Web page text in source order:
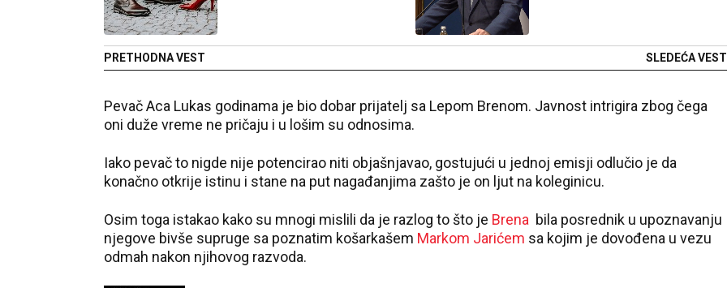
PRETHODNA VEST SLEDEĆA VEST
Pevač Aca Lukas godinama je bio dobar prijatelj sa Lepom Brenom. Javnost intrigira zbog čega
oni duže vreme ne pričaju i u lošim su odnosima.
Iako pevač to nigde nije potencirao niti objašnjavao, gostujući u jednoj emisji odlučio je da
konačno otkrije istinu i stane na put nagađanjima zašto je on ljut na koleginicu.
Osim toga istakao kako su mnogi mislili da je razlog to što je Brena bila posrednik u upoznavanju
njegove bivše supruge sa poznatim košarkašem Markom Jarićem sa kojim je dovođena u vezu
odmah nakon njihovog razvoda.